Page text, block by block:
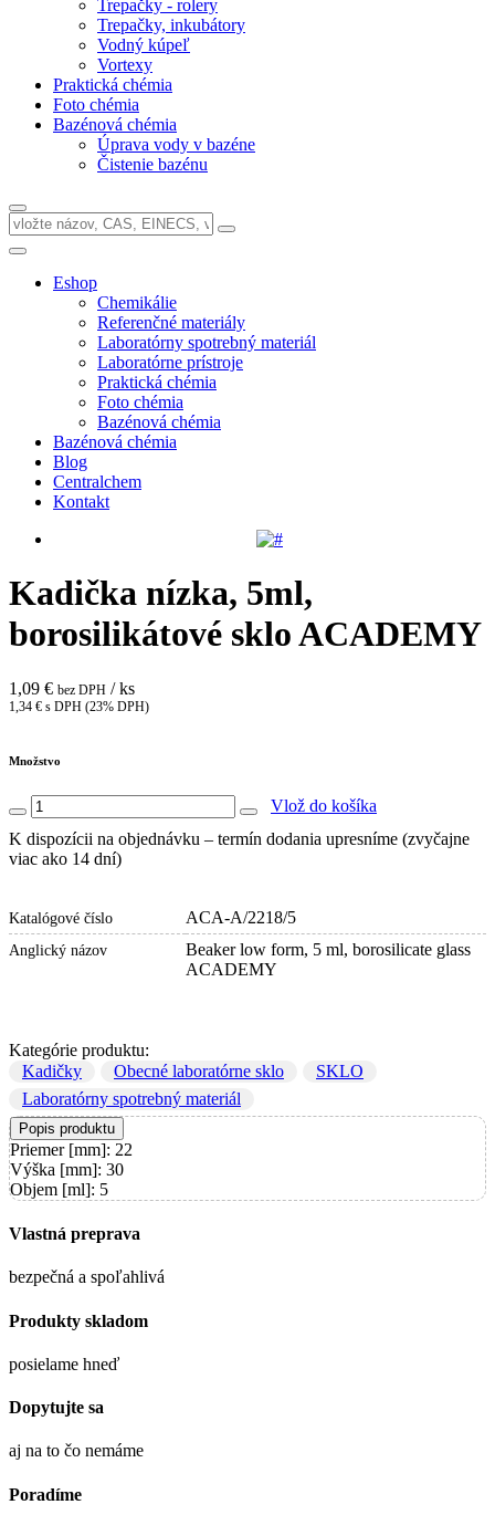
Trepačky - rolery
Trepačky, inkubátory
Vodný kúpeľ
Vortexy
Praktická chémia
Foto chémia
Bazénová chémia
Úprava vody v bazéne
Čistenie bazénu
Eshop
Chemikálie
Referenčné materiály
Laboratórny spotrebný materiál
Laboratórne prístroje
Praktická chémia
Foto chémia
Bazénová chémia
Bazénová chémia
Blog
Centralchem
Kontakt
Kadička nízka, 5ml,
borosilikátové sklo ACADEMY
1,09 € bez DPH / ks
1,34 € s DPH (23% DPH)
Množstvo
Vlož do košíka
K dispozícii na objednávku – termín dodania upresníme (zvyčajne
viac ako 14 dní)
Katalógové číslo ACA-A/2218/5
Anglický názov
Beaker low form, 5 ml, borosilicate glass
ACADEMY
Kategórie produktu:
Kadičky
Obecné laboratórne sklo
SKLO
Laboratórny spotrebný materiál
Popis produktu
Priemer [mm]: 22
Výška [mm]: 30
Objem [ml]: 5
Vlastná preprava
bezpečná a spoľahlivá
Produkty skladom
posielame hneď
Dopytujte sa
aj na to čo nemáme
Poradíme